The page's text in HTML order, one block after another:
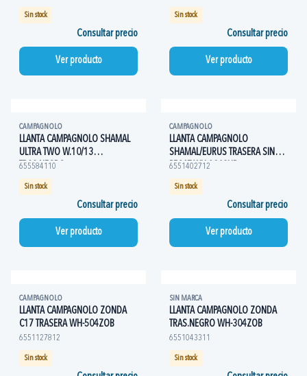
Sin stock
Consultar precio
Ver producto
Sin stock
Consultar precio
Ver producto
CAMPAGNOLO
LLANTA CAMPAGNOLO SHAMAL
ULTRA TWO W.10/13
TRAS.NEGRO
655584110
Sin stock
Consultar precio
Ver producto
CAMPAGNOLO
LLANTA CAMPAGNOLO
SHAMAL/EURUS TRASERA SIN
PEGAT WH-304SHB
6551402712
Sin stock
Consultar precio
Ver producto
CAMPAGNOLO
LLANTA CAMPAGNOLO ZONDA
C17 TRASERA WH-504ZOB
6551127812
Sin stock
SIN MARCA
LLANTA CAMPAGNOLO ZONDA
TRAS.NEGRO WH-304ZOB
6551043311
Sin stock